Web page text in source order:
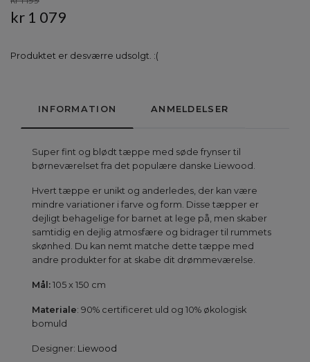
kr 1 079
Produktet er desværre udsolgt. :(
INFORMATION ANMELDELSER
Super fint og blødt tæppe med søde frynser til
børneværelset fra det populære danske Liewood.
Hvert tæppe er unikt og anderledes, der kan være
mindre variationer i farve og form. Disse tæpper er
dejligt behagelige for barnet at lege på, men skaber
samtidig en dejlig atmosfære og bidrager til rummets
skønhed. Du kan nemt matche dette tæppe med
andre produkter for at skabe dit drømmeværelse.
Mål: 105 x 150 cm
Materiale: 90% certificeret uld og 10% økologisk
bomuld
Designer: Liewood